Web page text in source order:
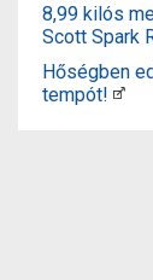
8,99 kilós
Scott Spark
Hőségben
tempót!